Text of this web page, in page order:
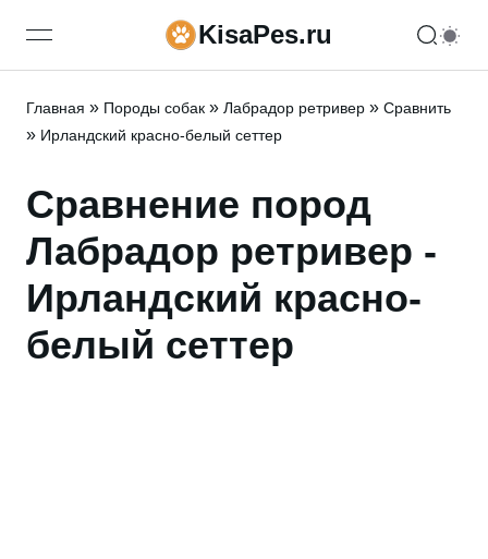
open navigation menuKisaPes.ru
Главная » Породы собак » Лабрадор ретривер » Сравнить
» Ирландский красно-белый сеттер
Сравнение пород
Лабрадор ретривер -
Ирландский красно-
белый сеттер